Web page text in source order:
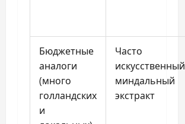
Бюджетные
аналоги
(много
голландских
и
Часто
искусственный
миндальный
экстракт